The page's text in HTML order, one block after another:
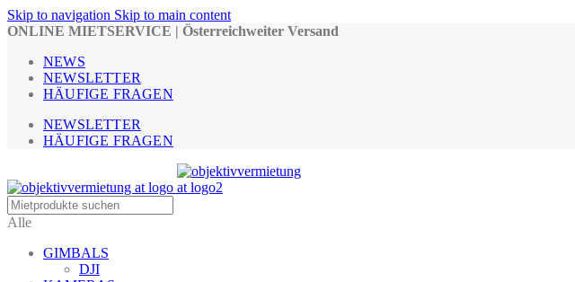
Skip to navigation Skip to main content
ONLINE MIETSERVICE | Österreichweiter Versand
NEWS
NEWSLETTER
HÄUFIGE FRAGEN
NEWSLETTER
HÄUFIGE FRAGEN
Alle
GIMBALS
DJI